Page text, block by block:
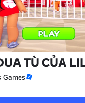
TÙ CỦA
Games